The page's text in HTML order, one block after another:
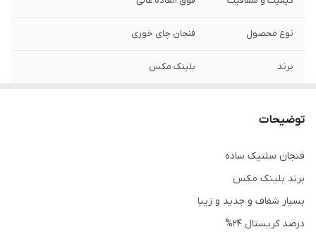
نوع محصول فنجان چای خوری
برند بلینک مکس
توضیحات
فنجان سلتیک ساده
برند بلینک مکس
بسیار شفاف و جدید و زیبا
درصد کریستال 24%